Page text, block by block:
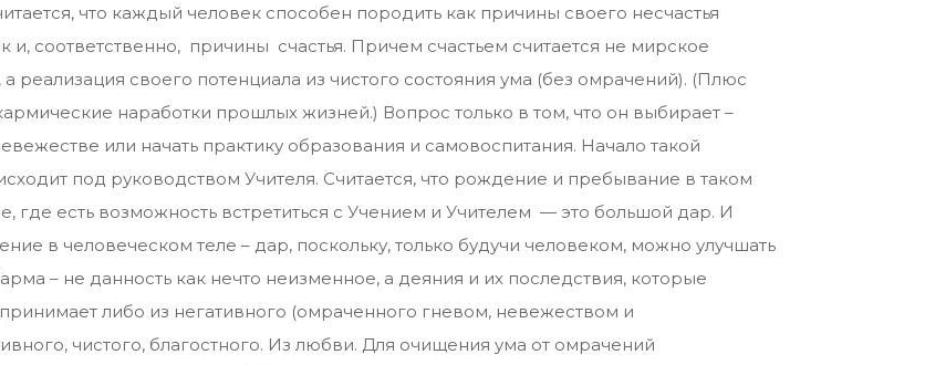
что каждый человек способен породить как причины своего несчастья
и, соответственно, причины счастья. Причем счастьем считается не мирское
а реализация своего потенциала из чистого состояния ума (без омрачений). (Плюс
наработки прошлых жизней.) Вопрос только в том, что он выбирает –
или начать практику образования и самовоспитания. Начало такой
под руководством Учителя. Считается, что рождение и пребывание в таком
где есть возможность встретиться с Учением и Учителем — это большой дар. И
в человеческом теле – дар, поскольку, только будучи человеком, можно улучшать
– не данность как нечто неизменное, а деяния и их последствия, которые
либо из негативного (омраченного гневом, невежеством и
чистого, благостного. Из любви. Для очищения ума от омрачений